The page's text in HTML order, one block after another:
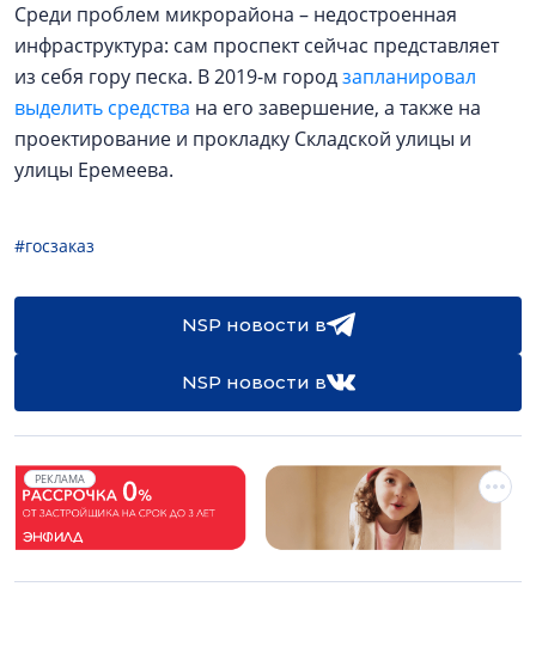
Среди проблем микрорайона – недостроенная
инфраструктура: сам проспект сейчас представляет
из себя гору песка. В 2019-м городзапланировал
выделить средства на его завершение, а также на
проектирование и прокладку Складской улицы и
улицы Еремеева.
#госзаказ
NSP новости в
NSP новости в
РЕКЛАМА